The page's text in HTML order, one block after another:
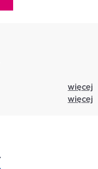
więcej
więcej